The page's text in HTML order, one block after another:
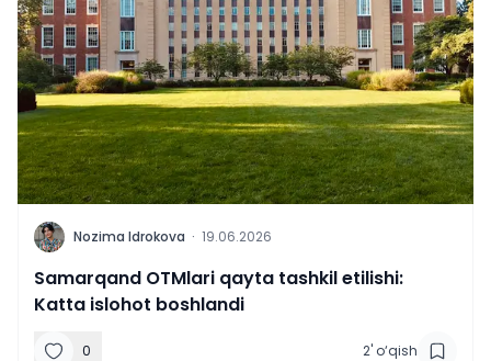
N Nozima Idrokova · 19.06.2026
Samarqand OTMlari qayta tashkil etilishi:
Katta islohot boshlandi
0 2' o‘qish